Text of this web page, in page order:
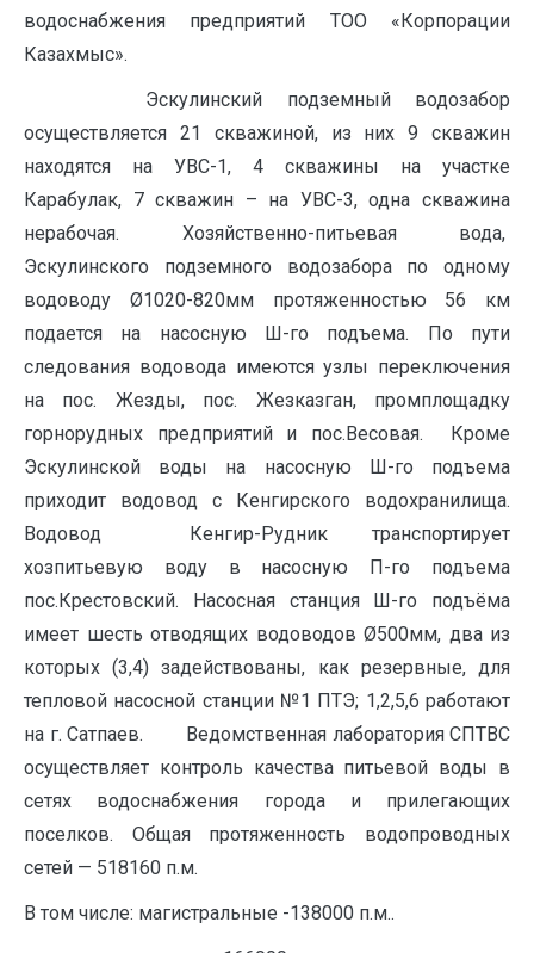
водоснабжения предприятий ТОО «Корпорации
Казахмыс».
Эскулинский подземный водозабор
осуществляется 21 скважиной, из них 9 скважин
находятся на УВС-1, 4 скважины на участке
Карабулак, 7 скважин – на УВС-3, одна скважина
нерабочая. Хозяйственно-питьевая вода,
Эскулинского подземного водозабора по одному
водоводу Ø1020-820мм протяженностью 56 км
подается на насосную Ш-го подъема. По пути
следования водовода имеются узлы переключения
на пос. Жезды, пос. Жезказган, промплощадку
горнорудных предприятий и пос.Весовая. Кроме
Эскулинской воды на насосную Ш-го подъема
приходит водовод с Кенгирского водохранилища.
Водовод Кенгир-Рудник транспортирует
хозпитьевую воду в насосную П-го подъема
пос.Крестовский. Насосная станция Ш-го подъёма
имеет шесть отводящих водоводов Ø500мм, два из
которых (3,4) задействованы, как резервные, для
тепловой насосной станции №1 ПТЭ; 1,2,5,6 работают
на г. Сатпаев. Ведомственная лаборатория СПТВС
осуществляет контроль качества питьевой воды в
сетях водоснабжения города и прилегающих
поселков. Общая протяженность водопроводных
сетей — 518160 п.м.
В том числе: магистральные -138000 п.м..